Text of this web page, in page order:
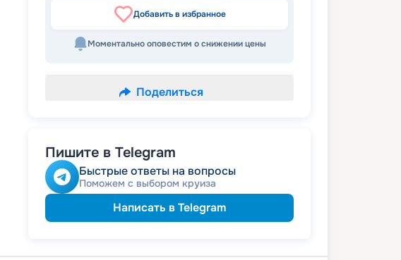
Добавить в избранное
Моментально оповестим о снижении цены
Поделиться
Пишите в Telegram
Быстрые ответы на вопросы
Поможем с выбором круиза
Написать в Telegram